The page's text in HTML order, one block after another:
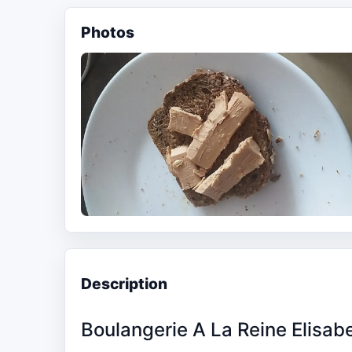
Photos
Description
Boulangerie A La Reine